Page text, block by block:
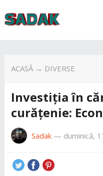
ACASĂ→ DIVERSE
Investiția în
curățenie:
Sadak— duminică,